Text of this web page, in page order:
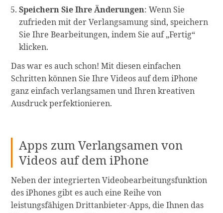
Speichern Sie Ihre Änderungen: Wenn Sie
zufrieden mit der Verlangsamung sind, speichern
Sie Ihre Bearbeitungen, indem Sie auf „Fertig“
klicken.
Das war es auch schon! Mit diesen einfachen
Schritten können Sie Ihre Videos auf dem iPhone
ganz einfach verlangsamen und Ihren kreativen
Ausdruck perfektionieren.
Apps zum Verlangsamen von
Videos auf dem iPhone
Neben der integrierten Videobearbeitungsfunktion
des iPhones gibt es auch eine Reihe von
leistungsfähigen Drittanbieter-Apps, die Ihnen das